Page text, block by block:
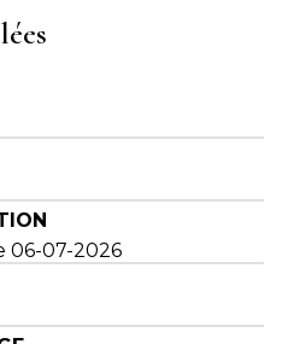
06-07-2026